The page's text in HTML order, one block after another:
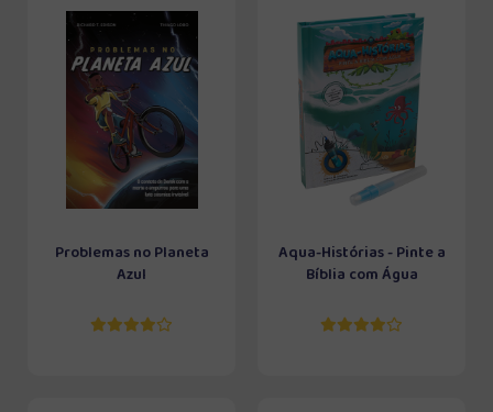
Problemas no Planeta
Azul
Aqua-Histórias - Pinte a
Bíblia com Água